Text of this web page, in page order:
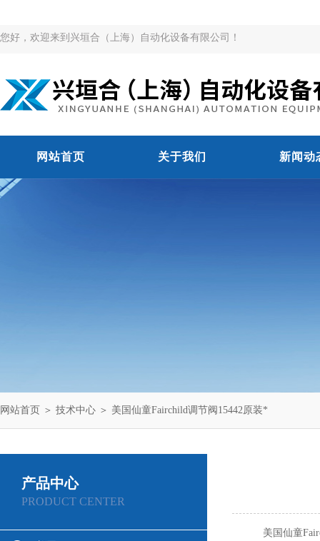
您好，欢迎来到兴垣合（上海）自动化设备有限公司！
网站首页 关于我们 新闻动
网站首页 ＞ 技术中心 ＞ 美国仙童Fairchild调节阀15442原装*
产品中心
PRODUCT CENTER
美国仙童